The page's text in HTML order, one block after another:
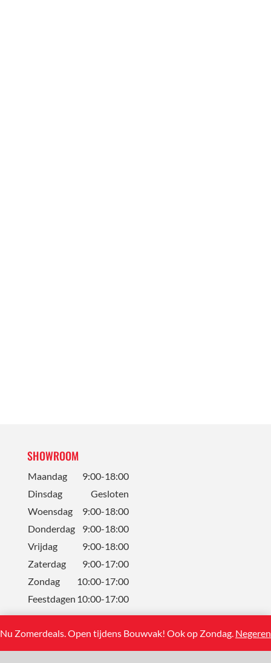
Nu Zomerdeals. Open tijdens Bouwvak! Ook op Zondag. Negeren
SHOWROOM
Maandag
9:00-18:00
Dinsdag
Gesloten
Woensdag
9:00-18:00
Donderdag
9:00-18:00
Vrijdag
9:00-18:00
Zaterdag
9:00-17:00
Zondag
10:00-17:00
Feestdagen 10:00-17:00
CONTACT